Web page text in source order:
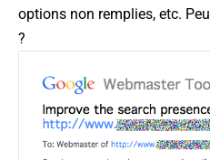
options non remplies, etc.
?